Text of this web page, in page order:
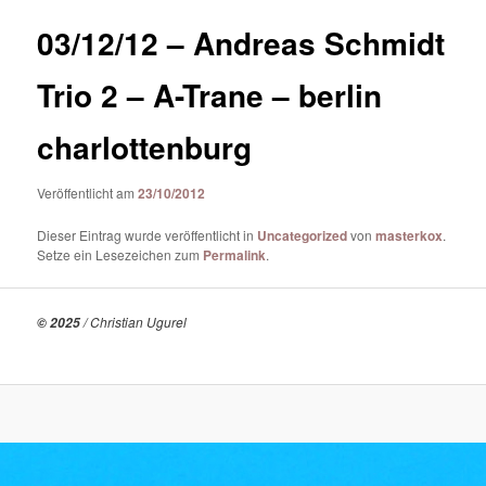
03/12/12 – Andreas Schmidt
Trio 2 – A-Trane – berlin
charlottenburg
Veröffentlicht am23/10/2012
Dieser Eintrag wurde veröffentlicht in Uncategorizedvonmasterkox.
Setze ein Lesezeichen zum Permalink.
© 2025/ Christian Ugurel